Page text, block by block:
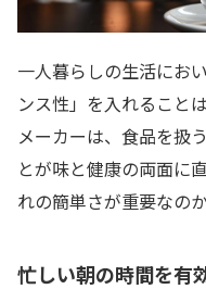
一人暮らしの生活にお
ンス性」を入れること
メーカーは、食品を扱
とが味と健康の両面に
れの簡単さが重要なの
忙しい朝の時間を有